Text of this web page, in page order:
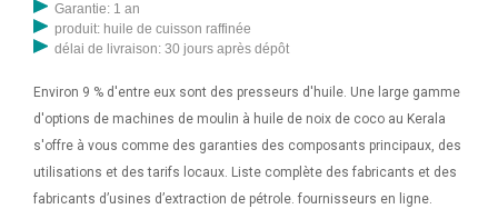
Garantie: 1 an
produit: huile de cuisson raffinée
délai de livraison: 30 jours après dépôt
Environ 9 % d'entre eux sont des presseurs d'huile. Une large gamme
d'options de machines de moulin à huile de noix de coco au Kerala
s'offre à vous comme des garanties des composants principaux, des
utilisations et des tarifs locaux. Liste complète des fabricants et des
fabricants d’usines d’extraction de pétrole. fournisseurs en ligne.